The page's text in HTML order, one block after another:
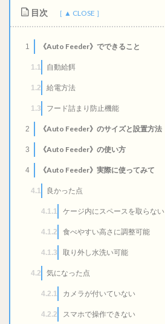
目次
1 《Auto Feeder》でできること
1.1 自動給餌
1.2 給電方法
1.3 フード詰まり防止機能
2 《Auto Feeder》のサイズと設置方法
3 《Auto Feeder》の使い方
4 《Auto Feeder》実際に使ってみて
4.1 良かった点
4.1.1 ケージ内にスペースを取らない
4.1.2 食べやすい高さに調整可能
4.1.3 取り外し水洗い可能
4.2 気になった点
4.2.1 カメラが付いていない
4.2.2 スマホで操作できない